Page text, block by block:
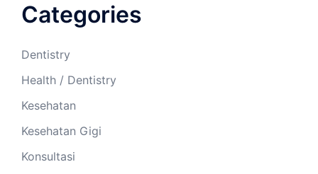
Categories
Dentistry
Health / Dentistry
Kesehatan
Kesehatan Gigi
Konsultasi